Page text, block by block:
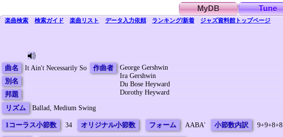
MyDB Tune
楽曲検索 検索ガイド 楽曲 リスト データ入力依頼 ランキング/新着 ジャズ資料館 トップページ
曲名
It Ain't Necessarily So
別名
邦題
作曲者
George Gershwin
Ira Gershwin
Du Bose Heyward
Dorothy Heyward
リズム
Ballad, Medium Swing
1コーラス小節数 34 オリジナル小節数 フォーム AABA' 小節数内訳 9+9+8+8